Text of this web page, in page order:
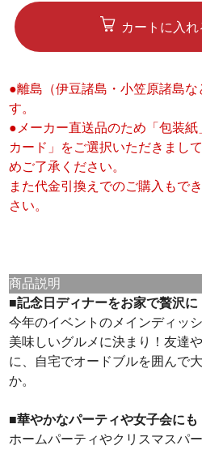
カートに入れ
●離島（伊豆諸島・小笠原諸島な
す。
●メーカー直送品のため「包装
カード」をご選択いただきまし
めご了承ください。
また代金引換えでのご購入もで
さい。
商品説明
■記念日ディナーをお家で贅沢に
今年のイベントのメインディッ
美味しいグルメに決まり！友達
に、自宅でオードブルを囲んで
か。
■華やかなパーティや女子会にも
ホームパーティやクリスマスパ